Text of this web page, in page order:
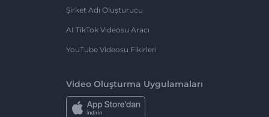
Şirket Adı Oluşturucu
AI TikTok Videosu Aracı
YouTube Videosu Fikirleri
Video Oluşturma Uygulamaları